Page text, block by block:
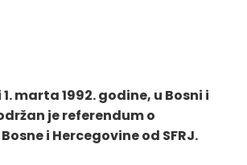
marta 1992. godine, u Bosni i
je referendum o
i Hercegovine od SFRJ.